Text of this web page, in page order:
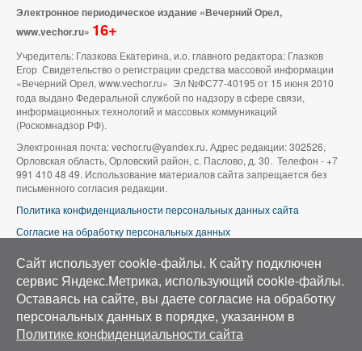
Электронное периодическое издание «Вечерний Орел,
www.vechor.ru» 16+
Учредитель: Глазкова Екатерина, и.о. главного редактора: Глазков
Егор Свидетельство о регистрации средства массовой информации
«Вечерний Орел, www.vechor.ru» Эл №ФС77-40195 от 15 июня 2010
года выдано Федеральной службой по надзору в сфере связи,
информационных технологий и массовых коммуникаций
(Роскомнадзор РФ).
Электронная почта: vechor.ru@yandex.ru. Адрес редакции: 302526,
Орловская область, Орловский район, с. Паслово, д. 30. Телефон - +7
991 410 48 49. Использование материалов сайта запрещается без
письменного согласия редакции.
Политика конфиденциальности персональных данных сайта
Согласие на обработку персональных данных
Аэросъемка в Орле»
Сайт использует cookie-файлы. К cайту подключен
сервис Яндекс.Метрика, использующий cookie-файлы.
Оставаясь на сайте, вы даете согласие на обработку
персональных данных в порядке, указанном в
Политике конфиденциальности сайта